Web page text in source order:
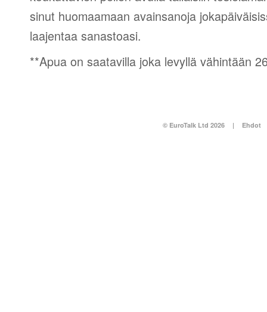
sinut huomaamaan avainsanoja
laajentaa sanastoasi.
**Apua on saatavilla joka levyllä vähintään
© EuroTalk Ltd 2026 | Ehdot